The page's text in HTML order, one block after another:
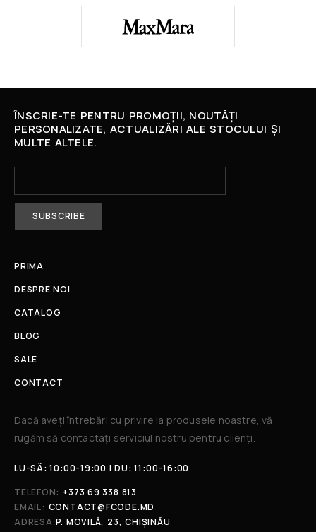
ÎNSCRIE-TE PENTRU PROMOȚII, NOUTĂȚI
PERSONALIZATE, ACTUALIZĂRI ALE STOCULUI ȘI
MULTE ALTELE.
PRIMA
DESPRE NOI
CATALOG
BLOG
SALE
CONTACT
Dacă aveți întrebări cu privire la produsele noastre, vă
rugăm să contactați serviciul nostru pentru clienți.​
LU-SÂ: 10:00-19:00 | DU: 11:00-16:00
TELEFON: +373 69 338 813
EMAIL: CONTACT@FCODE.MD
ADRESA:P. MOVILĂ, 23, CHIȘINĂU